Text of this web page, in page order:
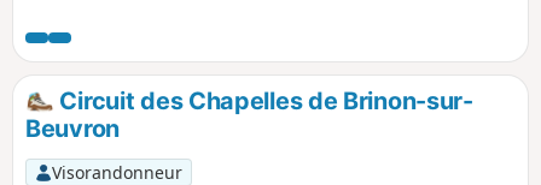
Circuit des Chapelles de Brinon-sur-
Beuvron
Visorandonneur